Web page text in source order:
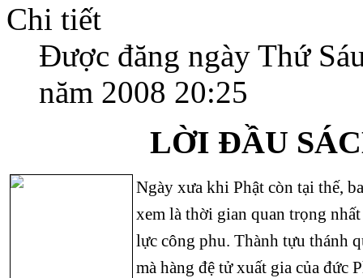
Chi tiết
Được đăng ngày Thứ
năm 2008 20:25
LỜI ĐẦU
Ngày xưa khi Phật còn tại thế,
xem là thời gian quan trọng
lực công phu. Thành tựu thánh
mà hàng đệ tử xuất gia của đức